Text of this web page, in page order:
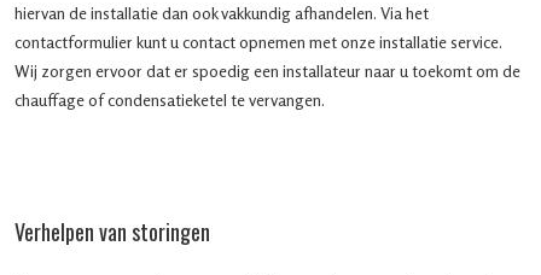
hiervan de installatie dan ook vakkundig afhandelen. Via het
contactformulier kunt u contact opnemen met onze installatie service.
Wij zorgen ervoor dat er spoedig een installateur naar u toekomt om de
chauffage of condensatieketel te vervangen.
Verhelpen van storingen